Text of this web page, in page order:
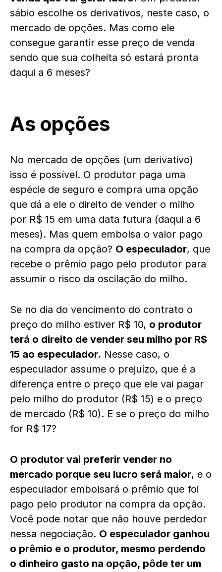
sábio escolhe os derivativos, neste caso, o
mercado de opções. Mas como ele
consegue garantir esse preço de venda
sendo que sua colheita só estará pronta
daqui a 6 meses?
As opções
No mercado de opções (um derivativo)
isso é possível. O produtor paga uma
espécie de seguro e compra uma opção
que dá a ele o direito de vender o milho
por R$ 15 em uma data futura (daqui a 6
meses). Mas quem embolsa o valor pago
na compra da opção? O especulador, que
recebe o prêmio pago pelo produtor para
assumir o risco da oscilação do milho.
Se no dia do vencimento do contrato o
preço do milho estiver R$ 10, o produtor
terá o direito de vender seu milho por R$
15 ao especulador. Nesse caso, o
especulador assume o prejuízo, que é a
diferença entre o preço que ele vai pagar
pelo milho do produtor (R$ 15) e o preço
de mercado (R$ 10). E se o preço do milho
for R$ 17?
O produtor vai preferir vender no
mercado porque seu lucro será maior, e o
especulador embolsará o prêmio que foi
pago pelo produtor na compra da opção.
Você pode notar que não houve perdedor
nessa negociação. O especulador ganhou
o prêmio e o produtor, mesmo perdendo
o dinheiro gasto na opção, pôde ter um